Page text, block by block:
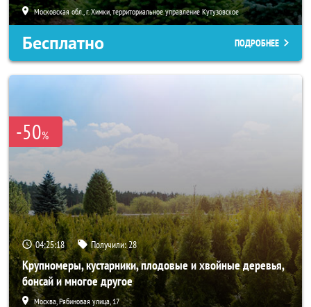
Московская обл., г. Химки, территориальное управление Кутузовское
Бесплатно ПОДРОБНЕЕ
-50%
04:25:17 Получили:28
Крупномеры, кустарники, плодовые и хвойные деревья,
бонсай и многое другое
Москва, Рябиновая улица, 17